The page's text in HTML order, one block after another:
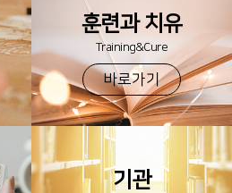
훈련과 치유
Training&Cure
바로가기
기관